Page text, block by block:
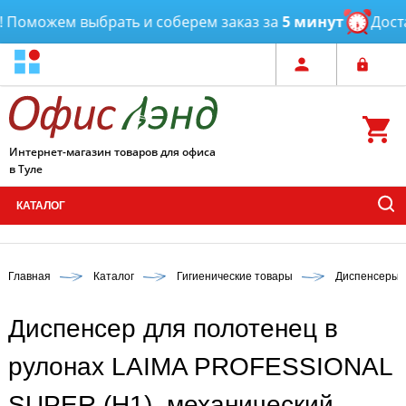
выбрать и соберем заказ за5 минут
Интернет-магазин товаров для офиса
в Туле
КАТАЛОГ
Главная Каталог Гигиенические товары Диспенсеры
Диспенсер для полотенец в
рулонах LAIMA PROFESSIONAL